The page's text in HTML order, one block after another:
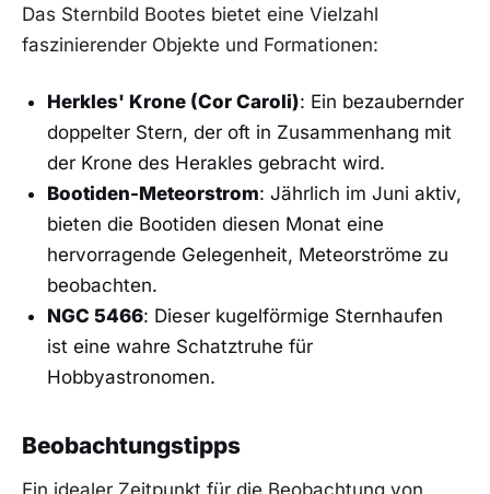
Das⁤ Sternbild Bootes bietet eine Vielzahl
faszinierender Objekte und Formationen:
Herkles' Krone (Cor ​Caroli): Ein bezaubernder
doppelter Stern, ⁣der oft in Zusammenhang mit
der Krone‌ des Herakles gebracht wird.
Bootiden-Meteorstrom: Jährlich ‍im Juni aktiv,
⁣bieten die Bootiden⁢ diesen Monat eine
hervorragende Gelegenheit, Meteorströme zu
beobachten.
NGC​ 5466: Dieser kugelförmige Sternhaufen
ist eine wahre ⁣Schatztruhe für
Hobbyastronomen.
Beobachtungstipps
Ein‌ idealer Zeitpunkt⁢ für die Beobachtung ‍von⁤